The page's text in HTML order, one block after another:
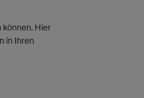
können. Hier
in Ihren